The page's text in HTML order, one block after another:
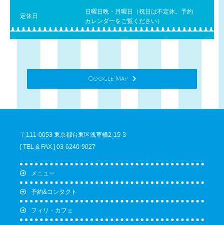
定休日
日曜日晩・月曜日（祝日は不定休。予約
カレンダーをご覧ください）
Google Map
〒111-0053 東京都台東区浅草橋2-15-3
[ TEL & FAX ] 03-6240-9027
メニュー
予約&コンタクト
フィリ・カフェ